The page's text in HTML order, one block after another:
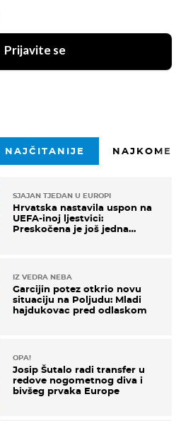
Prijavite se
NAJČITANIJE
SJAJAN TJEDAN U EUROPI
Hrvatska nastavila uspon na
UEFA-inoj ljestvici:
Preskočena je još jedna
IZ VEDRA NEBA
Garcijin potez otkrio novu
situaciju na Poljudu: Mladi
hajdukovac pred odlaskom
OPA!
Josip Šutalo radi transfer u
redove nogometnog diva i
bivšeg prvaka Europe